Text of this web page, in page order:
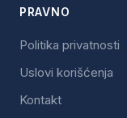
PRAVNO
Politika privatnosti
Uslovi korišćenja
Kontakt